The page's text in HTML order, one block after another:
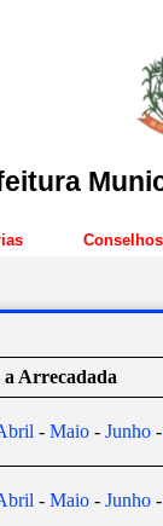
Conselhos
Arrecadada
- Maio - Junho -
- Maio- Junho